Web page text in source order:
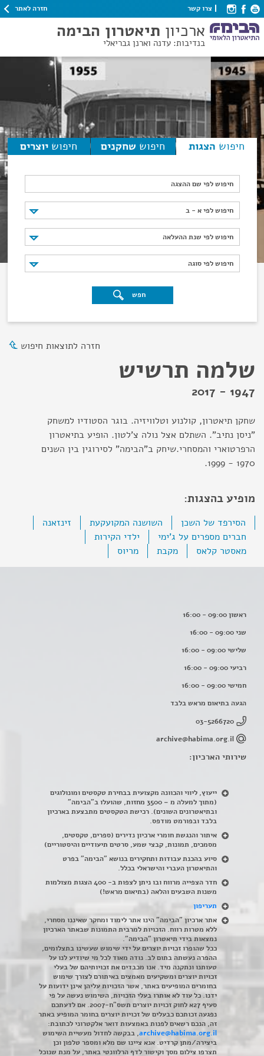
צרו קשר חזרה לאתר
ארכיון תיאטרון הבימה
בנדיבות: עדנה וארנן גבריאלי
חיפוש הצגות חיפוש שחקנים חיפוש יוצרים
חיפוש לפי שם ההצגה
חיפוש לפי א - ב
חיפוש לפי א - ב
חיפוש לפי שנת ההעלאה
חיפוש לפי שנת ההעלאה
חיפוש לפי סוגה
חיפוש לפי סוגה
חפש
חזרה לתוצאות חיפוש
שלמה תרשיש
1947 - 2017
שחקן תיאטרון, קולנוע וטלוויזיה. בוגר הסטודיו למשחק
"ניסן נתיב". השתלם אצל נולה צ'לטון. הופיע בתיאטרון
הרפרטוארי והמסחרי.שיחק ב"הבימה" לסירוגין בין השנים
1970 - 1999.
מופיע בהצגות:
הסירפד של השכן השושנה המקועקעת
זינזאנה
חברים מספרים על ג'ימי
ילדי הקירות
מאסטר קלאס
מקבת מריוס
ראשון 09:00 - 16:00
שני 09:00 - 16:00
שלישי 09:00 - 16:00
רביעי 09:00 - 16:00
חמישי 09:00 - 16:00
הגעה בתיאום מראש בלבד
03-5266720
archive@habima.org.il
שירותי הארכיון:
ייעוץ, ליווי והכוונה מקצועית בבחירת טקסטים ומונולוגים
(מתוך למעלה מ – 3500 מחזות, שהועלו ב"הבימה"
ובתיאטרונים השונים). רכישת הטקסטים מתבצעת בארכיון
בלבד ובפורמט מודפס.
איתור והנגשת חומרי ארכיון נדירים (ספרים, טקסטים,
מסמכים, תמונות, קבצי שמע, סרטים תיעודיים והיסטוריים)
סיוע בהכנת עבודות ותחקירים בנושא "הבימה" בפרט
והתיאטרון העברי והישראלי בכלל.
חדר הצפייה מרווח ובו ניתן לצפות ב- 400 הצגות מצולמות
משנות השבעים והלאה (בתיאום מראש!)
תעריפון
אתר ארכיון "הבימה" הינו אתר לימוד ומחקר שאיננו מסחרי,
ללא מטרות רווח. הזכויות למרבית התמונות שבאתר הארכיון
נמצאות בידי תיאטרון "הבימה".
ככל שהופרו זכויות יוצרים על ידי שימוש שעשינו בתצלומים,
ההפרה נעשתה בתום לב. נודה מאוד לכל מי שיודיע לנו על
טעותנו ונתקנה מיד. אנו מכבדים את זכויותיהם של בעלי
זכויות יוצרים ומשקיעים מאמצים באיתורם לצורך שימוש
בחומרים המופיעים באתר, אשר הזכויות עליהן אינן ידועות על
ידנו. כל עוד לא אותרו בעלי הזכויות, השימוש נעשה על פי
סעיף 27א לחוק זכויות יוצרים תשס"ח-2007. אם לדעתכם
נפגעה זכותכם כבעלים של זכויות יוצרים בחומר המופיע באתר
זה, הנכם רשאים לפנות באמצעות דואר אלקטרוני לכתובת:
archive@habima.org.il, בבקשה לחדול מעשיית השימוש
ביצירה/מתן קרדיט. אנא ציינו שם מלא ומספר טלפון וכן
תצרפו צילום מסך וקישור לדף הרלוונטי באתר, על מנת שנוכל